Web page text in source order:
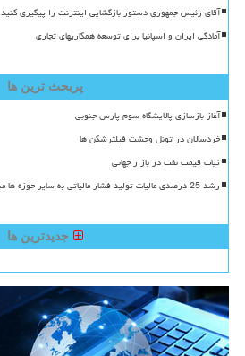
آقای رئیس جمهوری دستور بازگشایی اینترنت را پیگیری کنید
آمادگی ایران و اسپانیا برای توسعه همکاریهای تجاری
پربحث ترین ها
آغاز بازسازی پالایشگاه سوم پارس جنوبی
خردسالان در تونل وحشت فیلترشکن ها
ثبات قیمت نفت در بازار جهانی
رشد 25 درصدی مالیات تولید فشار مالیاتی به سایر حوزه ها منتقل شد
جدیدترین ها